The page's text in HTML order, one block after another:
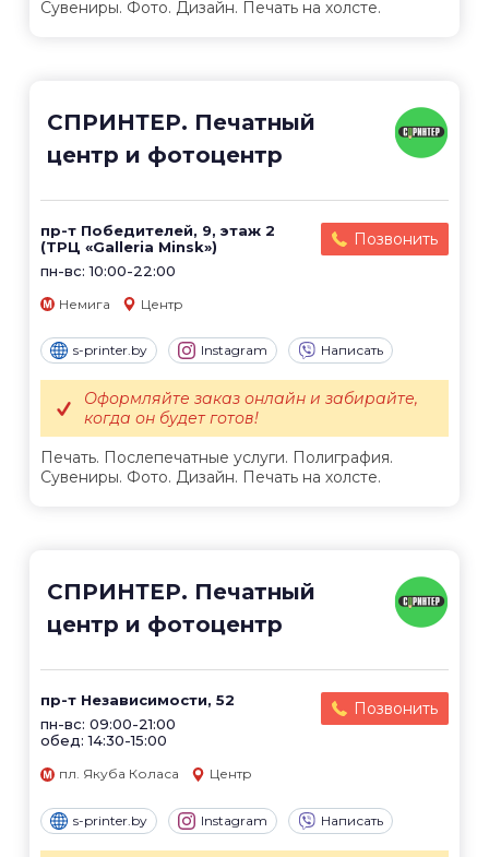
Сувениры. Фото. Дизайн. Печать на холсте.
СПРИНТЕР. Печатный
центр и фотоцентр
пр-т Победителей, 9, этаж 2
(ТРЦ «Galleria Minsk»)
пн-вс: 10:00-22:00
Позвонить
Немига Центр
s-printer.by Instagram Написать
Печать. Послепечатные услуги. Полиграфия.
Сувениры. Фото. Дизайн. Печать на холсте.
Оформляйте заказ онлайн и забирайте,
когда он будет готов!
СПРИНТЕР. Печатный
центр и фотоцентр
пр-т Независимости, 52
пн-вс: 09:00-21:00
обед: 14:30-15:00
Позвонить
пл. Якуба Коласа Центр
s-printer.by Instagram Написать